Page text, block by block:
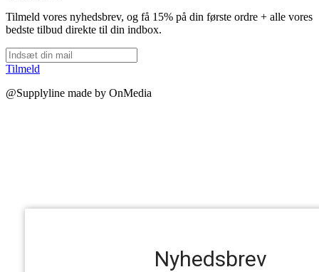
Tilmeld vores nyhedsbrev, og få 15% på din første ordre + alle vores
bedste tilbud direkte til din indbox.
Tilmeld
@Supplyline made by OnMedia
Nyhedsbrev